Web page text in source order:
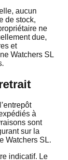
aucun
de stock,
ne
due,
et
Watchers SL
à
sont
sur la
Watchers SL.
indicatif. Le